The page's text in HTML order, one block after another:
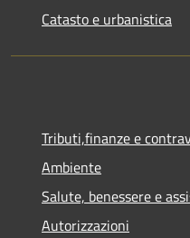
Catasto e urbanistica
Tributi,finanze e
Ambiente
Salute, benessere e
Autorizzazioni